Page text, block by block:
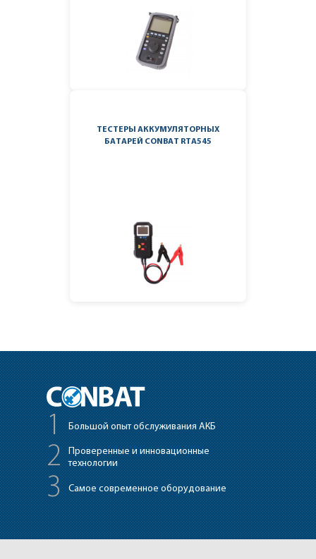
ТЕСТЕРЫ АККУМУЛЯТОРНЫХ
БАТАРЕЙ CONBAT RTA545
1 Большой опыт обслуживания АКБ
2 Проверенныеи инновационные
технологии
3 Самое современное оборудование